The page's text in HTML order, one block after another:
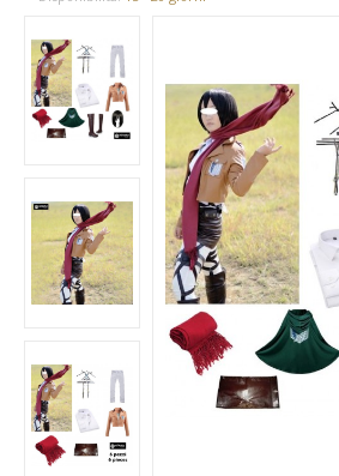
UOMO
DANZA
BAMBINO
DONNA
SPETTACOLO
ABITI TEATRALI